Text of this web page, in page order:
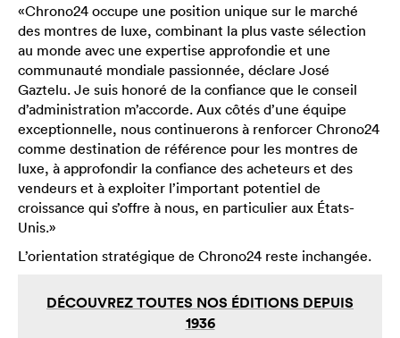
«Chrono24 occupe une position unique sur le marché
des montres de luxe, combinant la plus vaste sélection
au monde avec une expertise approfondie et une
communauté mondiale passionnée, déclare José
Gaztelu. Je suis honoré de la confiance que le conseil
d’administration m’accorde. Aux côtés d’une équipe
exceptionnelle, nous continuerons à renforcer Chrono24
comme destination de référence pour les montres de
luxe, à approfondir la confiance des acheteurs et des
vendeurs et à exploiter l’important potentiel de
croissance qui s’offre à nous, en particulier aux États-
Unis.»
L’orientation stratégique de Chrono24 reste inchangée.
DÉCOUVREZ TOUTES NOS ÉDITIONS DEPUIS
1936